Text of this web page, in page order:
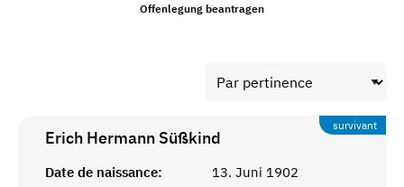
Offenlegung beantragen
survivant
Erich Hermann Süßkind
Date de naissance:
13. Juni 1902